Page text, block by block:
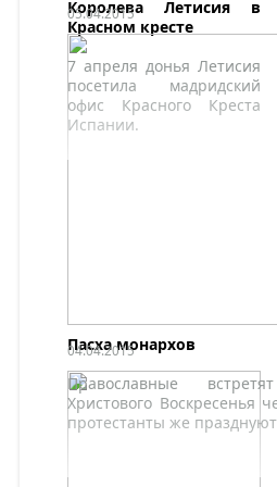
Королева Летисия в
Красном кресте
7 апреля донья Летисия
посетила мадридский
офис Красного Креста
Испании.
05.04.2015
Пасха монархов
Православные
Христового Воскресенья
протестанты же
04.04.2015